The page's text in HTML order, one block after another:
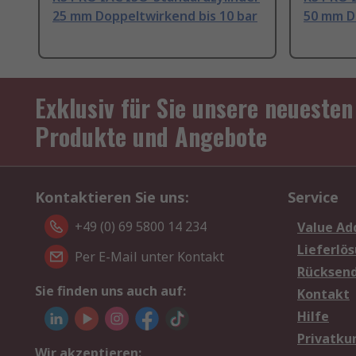
25 mm Doppeltwirkend bis 10 bar
50 mm
Exklusiv für Sie unsere neuesten
Produkte und Angebote
Kontaktieren Sie uns:
+49 (0) 69 5800 14 234
Per E-Mail unter Kontakt
Sie finden uns auch auf:
Service
Value
Kontakt
Hilfe